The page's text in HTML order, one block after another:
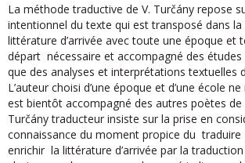
La méthode traductive de V. Turčány repose
intentionnel du texte qui est transposé dans la
littérature d’arrivée avec toute une époque et
départ nécessaire et accompagné des
que des analyses et interprétations textuelles
L’auteur choisi d’une époque et d’une école
est bientôt accompagné des autres poètes de
Turčány traducteur insiste sur la prise en
connaissance du moment propice du
enrichir la littérature d’arrivée par la